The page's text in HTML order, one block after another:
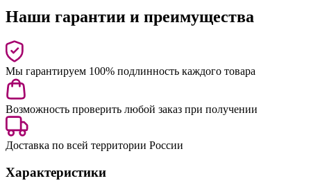
Наши гарантии и преимущества
Мы гарантируем 100% подлинность каждого товара
Возможность проверить любой заказ при получении
Доставка по всей территории России
Характеристики